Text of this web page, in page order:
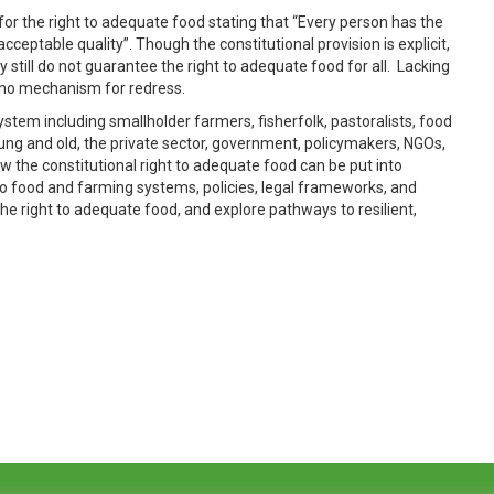
the right to adequate food stating that “Every person has the
quality”. Though the constitutional provision is explicit,
still do not guarantee the right to adequate food for all. Lacking
mechanism for redress.
including smallholder farmers, fisherfolk, pastoralists, food
and old, the private sector, government, policymakers, NGOs,
the constitutional right to adequate food can be put into
food and farming systems, policies, legal frameworks, and
right to adequate food, and explore pathways to resilient,